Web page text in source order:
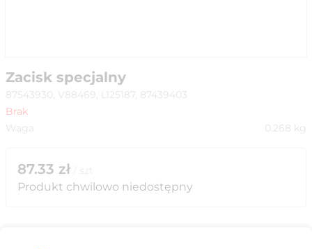
Zacisk specjalny
87543930, V88469, L125187, 87439403
Brak
Waga
0.268 kg
87.33 zł
Produkt chwilowo niedostępny